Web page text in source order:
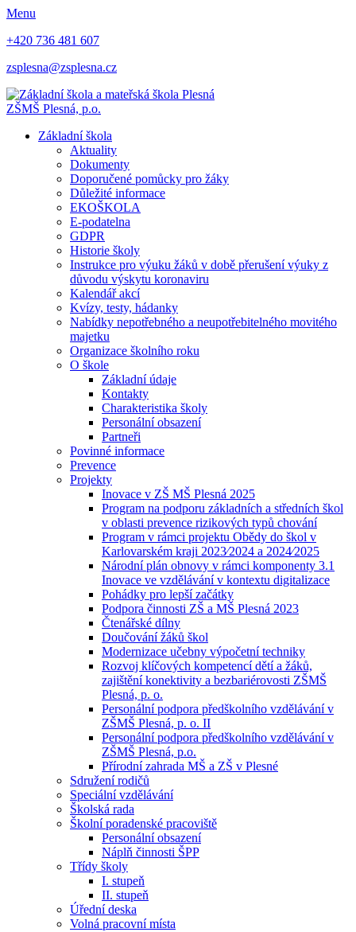
Menu
+420 736 481 607
zsplesna@zsplesna.cz
ZŠMŠ Plesná, p.o.
Základní škola
Aktuality
Dokumenty
Doporučené pomůcky pro žáky
Důležité informace
EKOŠKOLA
E-podatelna
GDPR
Historie školy
Instrukce pro výuku žáků v době přerušení výuky z
důvodu výskytu koronaviru
Kalendář akcí
Kvízy, testy, hádanky
Nabídky nepotřebného a neupotřebitelného movitého
majetku
Organizace školního roku
O škole
Základní údaje
Kontakty
Charakteristika školy
Personální obsazení
Partneři
Povinné informace
Prevence
Projekty
Inovace v ZŠ MŠ Plesná 2025
Program na podporu základních a středních škol
v oblasti prevence rizikových typů chování
Program v rámci projektu Obědy do škol v
Karlovarském kraji 2023⁄2024 a 2024⁄2025
Národní plán obnovy v rámci komponenty 3.1
Inovace ve vzdělávání v kontextu digitalizace
Pohádky pro lepší začátky
Podpora činnosti ZŠ a MŠ Plesná 2023
Čtenářské dílny
Doučování žáků škol
Modernizace učebny výpočetní techniky
Rozvoj klíčových kompetencí dětí a žáků,
zajištění konektivity a bezbariérovosti ZŠMŠ
Plesná, p. o.
Personální podpora předškolního vzdělávání v
ZŠMŠ Plesná, p. o. II
Personální podpora předškolního vzdělávání v
ZŠMŠ Plesná, p.o.
Přírodní zahrada MŠ a ZŠ v Plesné
Sdružení rodičů
Speciální vzdělávání
Školská rada
Školní poradenské pracoviště
Personální obsazení
Náplň činnosti ŠPP
Třídy školy
I. stupeň
II. stupeň
Úřední deska
Volná pracovní místa